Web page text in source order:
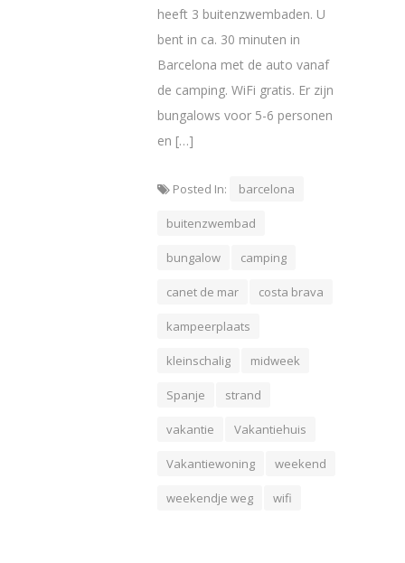
heeft 3 buitenzwembaden. U
bent in ca. 30 minuten in
Barcelona met de auto vanaf
de camping. WiFi gratis. Er zijn
bungalows voor 5-6 personen
en […]
Posted In: barcelona
buitenzwembad
bungalow camping
canet de mar costa brava
kampeerplaats
kleinschalig midweek
Spanje strand
vakantie Vakantiehuis
Vakantiewoning weekend
weekendje weg wifi